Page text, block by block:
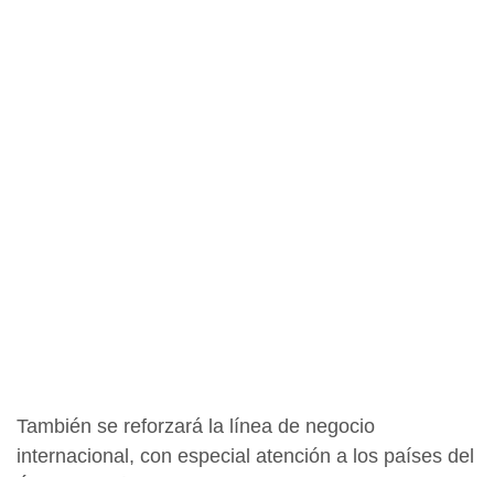
También se reforzará la línea de negocio
internacional, con especial atención a los países del